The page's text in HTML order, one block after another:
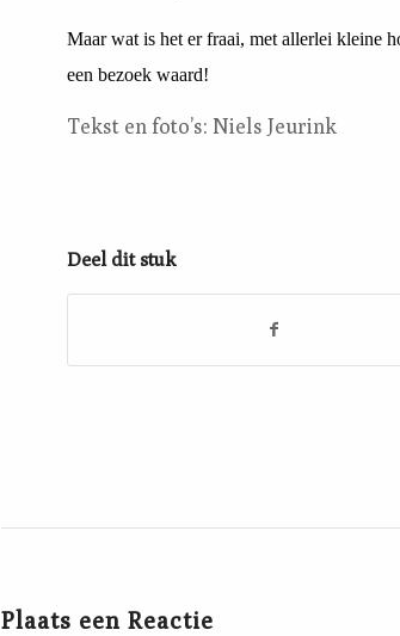
Maar wat is het er fraai, met allerlei kleine
een bezoek waard!
Tekst en foto’s: Niels Jeurink
Deel dit stuk
Plaats een Reactie